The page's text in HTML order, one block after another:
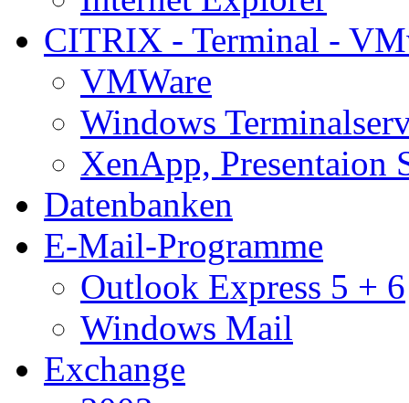
CITRIX - Terminal -
VMWare
Windows
XenApp, Presentaion
Datenbanken
E-Mail-Programme
Outlook Express 5 + 6
Windows Mail
Exchange